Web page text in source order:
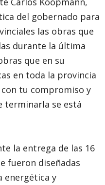
del gobernado para
las obras que
durante la última
que en su
en toda la provincia
con tu compromiso y
terminarla se está
la entrega de las 16
fueron diseñadas
energética y